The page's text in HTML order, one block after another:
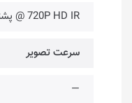
720P HD IR @ پشتیبانی از Windows Hello
سرعت تصویر
—